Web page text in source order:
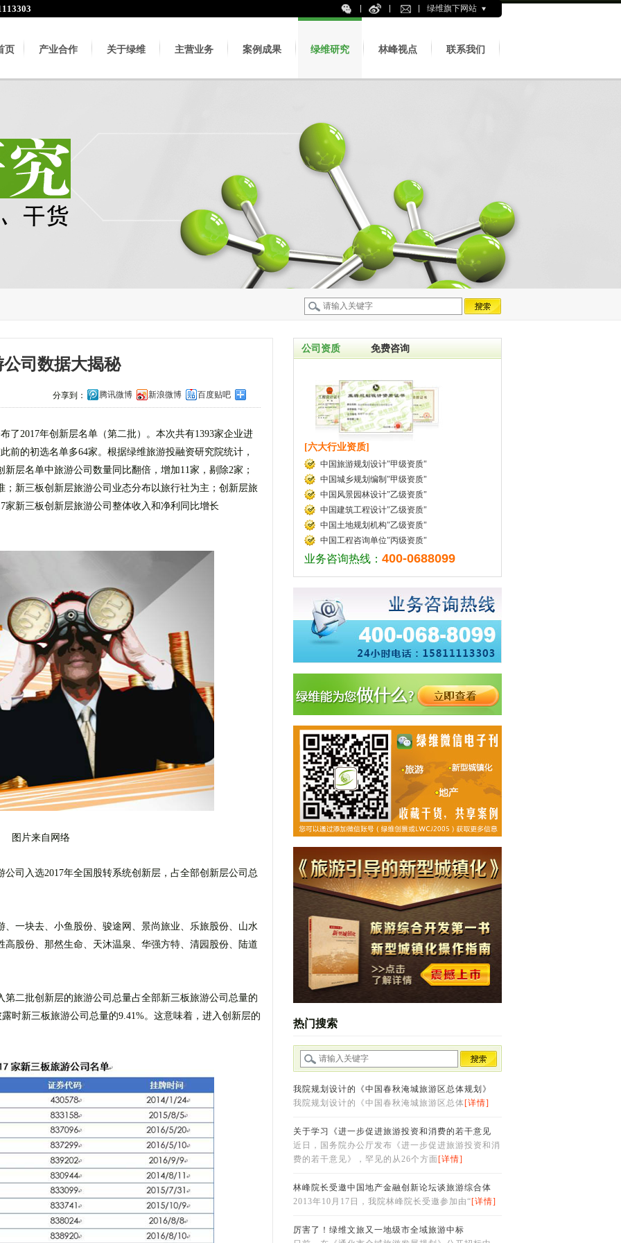
绿维旗下网站
页 产业合作 关于绿维 主营业务 案例成果 绿维研究 林峰视点 联系我们
司数据大揭秘
分享到： 腾讯微博 新浪微博 百度贴吧
了2017年创新层名单（第二批）。本次共有1393家企业进
前的初选名单多64家。根据绿维旅游投融资研究院统计，
层名单中旅游公司数量同比翻倍，增加11家，剔除2家；
新三板创新层旅游公司业态分布以旅行社为主；创新层旅
新三板创新层旅游公司整体收入和净利同比增长
图片来自网络
司入选2017年全国股转系统创新层，占全部创新层公司总
、一块去、小鱼股份、骏途网、景尚旅业、乐旅股份、山水
股份、那然生命、天沐温泉、华强方特、清园股份、陆道
二批创新层的旅游公司总量占全部新三板旅游公司总量的
时新三板旅游公司总量的9.41%。这意味着，进入创新层的
公司资质 免费咨询
[六大行业资质]
中国旅游规划设计"甲级资质"
中国城乡规划编制"甲级资质"
中国风景园林设计"乙级资质"
中国建筑工程设计"乙级资质"
中国土地规划机构"乙级资质"
中国工程咨询单位"丙级资质"
业务咨询热线： 400-0688099
热门搜索
我院规划设计的《中国春秋淹城旅游区总体规划》
我院规划设计的《中国春秋淹城旅游区总体 [详情]
关于学习《进一步促进旅游投资和消费的若干意见
近日，国务院办公厅发布《进一步促进旅游投资和消
费的若干意见》，罕见的从26个方面 [详情]
林峰院长受邀中国地产金融创新论坛谈旅游综合体
2013年10月17日，我院林峰院长受邀参加由“[详情]
厉害了！绿维文旅又一地级市全域旅游中标